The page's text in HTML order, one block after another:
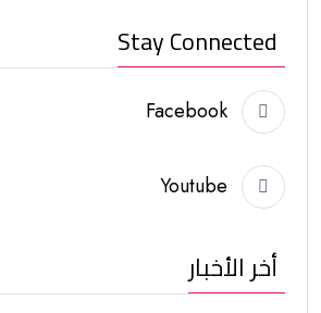
Stay Connected
Facebook
Youtube
أخر الأخبار